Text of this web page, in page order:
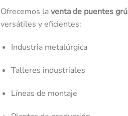
Ofrecemos laventa de puentes
versátiles y eficientes:
Industria metalúrgica
Talleres industriales
Líneas de montaje